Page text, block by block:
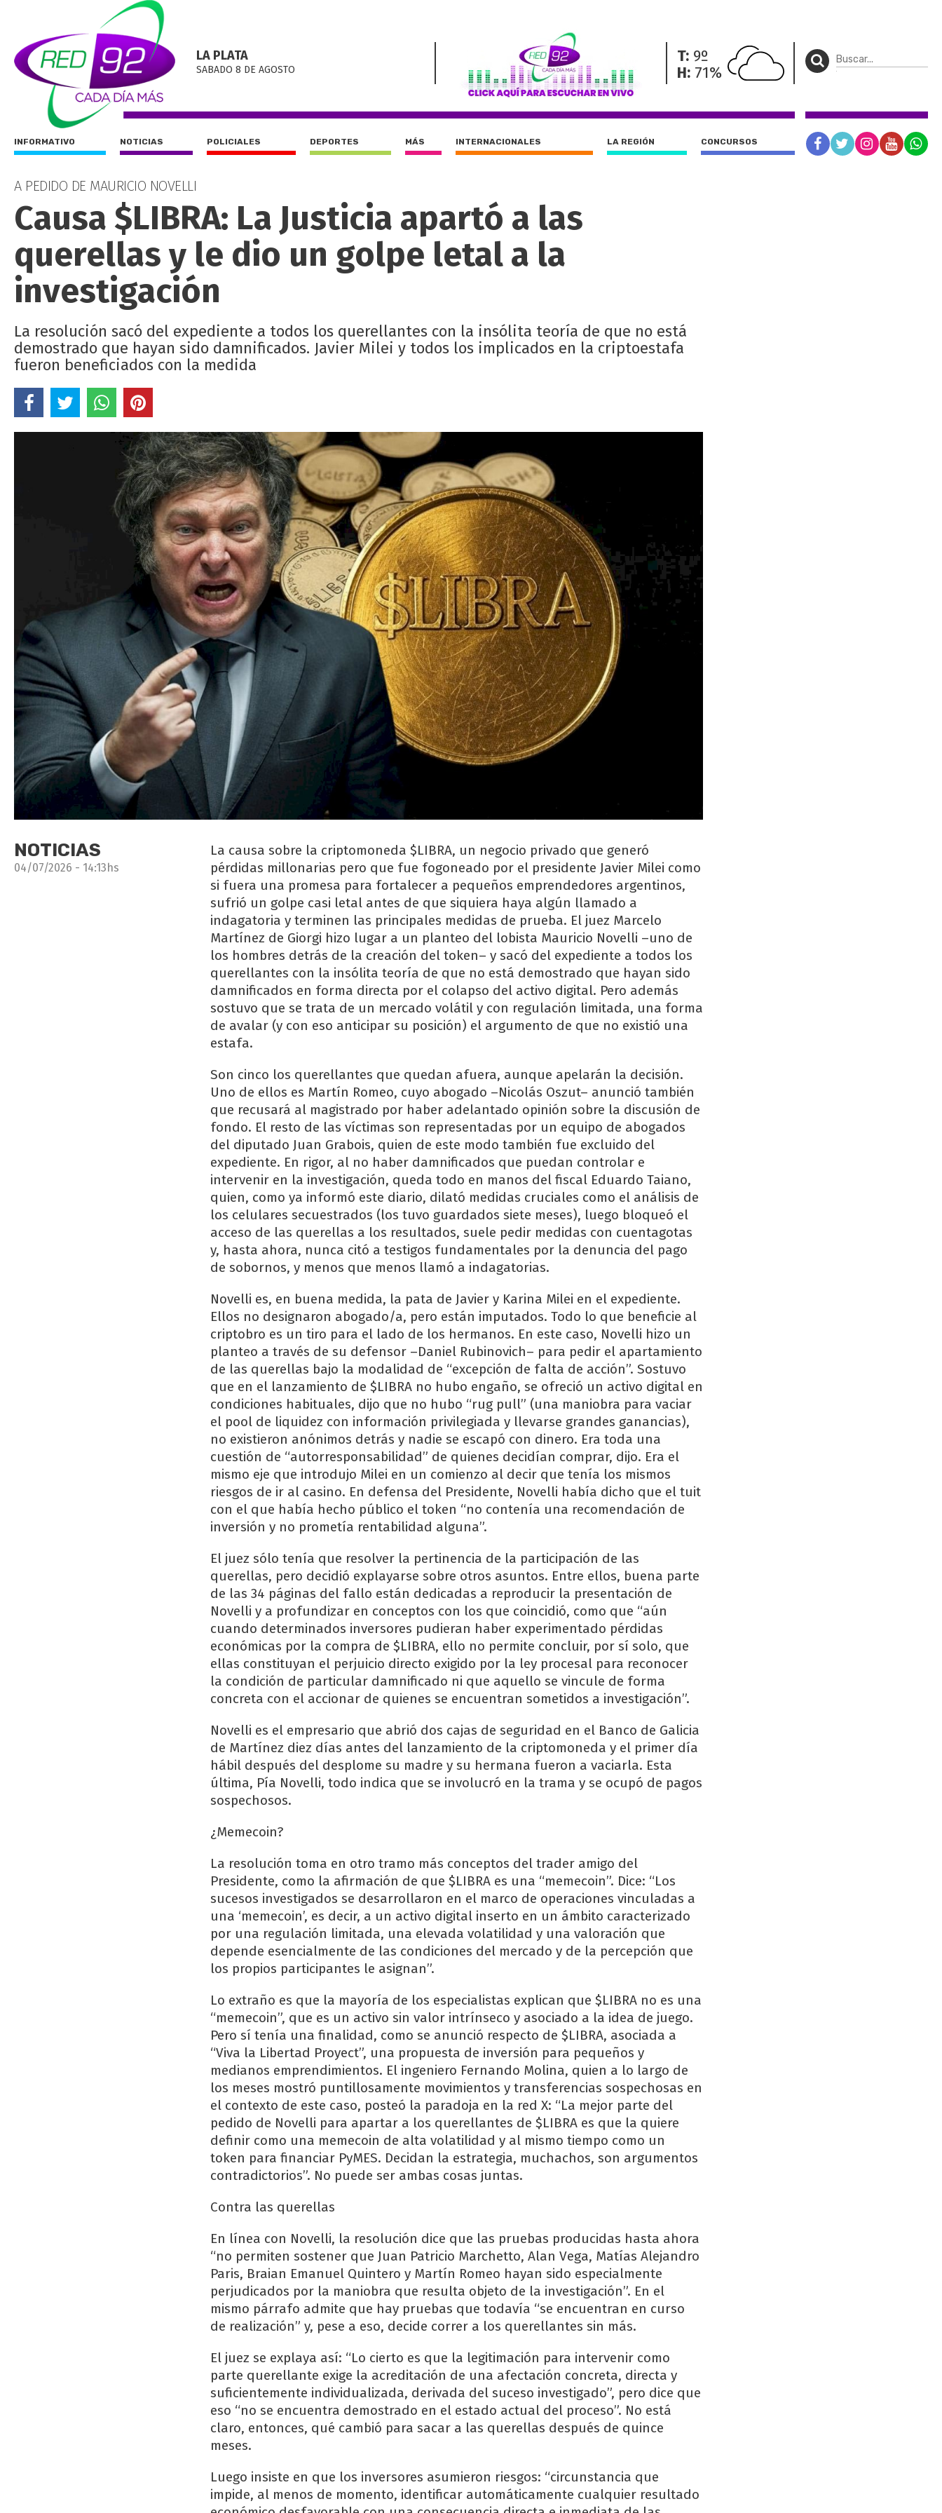
LA PLATA
SABADO 8 DE AGOSTO
T: 9º
H: 71%
INFORMATIVO NOTICIAS POLICIALES DEPORTES MÁS INTERNACIONALES LA REGIÓN CONCURSOS
A PEDIDO DE MAURICIO NOVELLI
Causa $LIBRA: La Justicia apartó a las
querellas y le dio un golpe letal a la
investigación
La resolución sacó del expediente a todos los querellantes con la insólita teoría de que no está
demostrado que hayan sido damnificados. Javier Milei y todos los implicados en la criptoestafa
fueron beneficiados con la medida
NOTICIAS
04/07/2026 - 14:13hs
La causa sobre la criptomoneda $LIBRA, un negocio privado que generó
pérdidas millonarias pero que fue fogoneado por el presidente Javier Milei como
si fuera una promesa para fortalecer a pequeños emprendedores argentinos,
sufrió un golpe casi letal antes de que siquiera haya algún llamado a
indagatoria y terminen las principales medidas de prueba. El juez Marcelo
Martínez de Giorgi hizo lugar a un planteo del lobista Mauricio Novelli –uno de
los hombres detrás de la creación del token– y sacó del expediente a todos los
querellantes con la insólita teoría de que no está demostrado que hayan sido
damnificados en forma directa por el colapso del activo digital. Pero además
sostuvo que se trata de un mercado volátil y con regulación limitada, una forma
de avalar (y con eso anticipar su posición) el argumento de que no existió una
estafa.
Son cinco los querellantes que quedan afuera, aunque apelarán la decisión.
Uno de ellos es Martín Romeo, cuyo abogado –Nicolás Oszut– anunció también
que recusará al magistrado por haber adelantado opinión sobre la discusión de
fondo. El resto de las víctimas son representadas por un equipo de abogados
del diputado Juan Grabois, quien de este modo también fue excluido del
expediente. En rigor, al no haber damnificados que puedan controlar e
intervenir en la investigación, queda todo en manos del fiscal Eduardo Taiano,
quien, como ya informó este diario, dilató medidas cruciales como el análisis de
los celulares secuestrados (los tuvo guardados siete meses), luego bloqueó el
acceso de las querellas a los resultados, suele pedir medidas con cuentagotas
y, hasta ahora, nunca citó a testigos fundamentales por la denuncia del pago
de sobornos, y menos que menos llamó a indagatorias.
Novelli es, en buena medida, la pata de Javier y Karina Milei en el expediente.
Ellos no designaron abogado/a, pero están imputados. Todo lo que beneficie al
criptobro es un tiro para el lado de los hermanos. En este caso, Novelli hizo un
planteo a través de su defensor –Daniel Rubinovich– para pedir el apartamiento
de las querellas bajo la modalidad de “excepción de falta de acción”. Sostuvo
que en el lanzamiento de $LIBRA no hubo engaño, se ofreció un activo digital en
condiciones habituales, dijo que no hubo “rug pull” (una maniobra para vaciar
el pool de liquidez con información privilegiada y llevarse grandes ganancias),
no existieron anónimos detrás y nadie se escapó con dinero. Era toda una
cuestión de “autorresponsabilidad” de quienes decidían comprar, dijo. Era el
mismo eje que introdujo Milei en un comienzo al decir que tenía los mismos
riesgos de ir al casino. En defensa del Presidente, Novelli había dicho que el tuit
con el que había hecho público el token “no contenía una recomendación de
inversión y no prometía rentabilidad alguna”.
El juez sólo tenía que resolver la pertinencia de la participación de las
querellas, pero decidió explayarse sobre otros asuntos. Entre ellos, buena parte
de las 34 páginas del fallo están dedicadas a reproducir la presentación de
Novelli y a profundizar en conceptos con los que coincidió, como que “aún
cuando determinados inversores pudieran haber experimentado pérdidas
económicas por la compra de $LIBRA, ello no permite concluir, por sí solo, que
ellas constituyan el perjuicio directo exigido por la ley procesal para reconocer
la condición de particular damnificado ni que aquello se vincule de forma
concreta con el accionar de quienes se encuentran sometidos a investigación”.
Novelli es el empresario que abrió dos cajas de seguridad en el Banco de Galicia
de Martínez diez días antes del lanzamiento de la criptomoneda y el primer día
hábil después del desplome su madre y su hermana fueron a vaciarla. Esta
última, Pía Novelli, todo indica que se involucró en la trama y se ocupó de pagos
sospechosos.
¿Memecoin?
La resolución toma en otro tramo más conceptos del trader amigo del
Presidente, como la afirmación de que $LIBRA es una “memecoin”. Dice: “Los
sucesos investigados se desarrollaron en el marco de operaciones vinculadas a
una ‘memecoin’, es decir, a un activo digital inserto en un ámbito caracterizado
por una regulación limitada, una elevada volatilidad y una valoración que
depende esencialmente de las condiciones del mercado y de la percepción que
los propios participantes le asignan”.
Lo extraño es que la mayoría de los especialistas explican que $LIBRA no es una
“memecoin”, que es un activo sin valor intrínseco y asociado a la idea de juego.
Pero sí tenía una finalidad, como se anunció respecto de $LIBRA, asociada a
“Viva la Libertad Proyect”, una propuesta de inversión para pequeños y
medianos emprendimientos. El ingeniero Fernando Molina, quien a lo largo de
los meses mostró puntillosamente movimientos y transferencias sospechosas en
el contexto de este caso, posteó la paradoja en la red X: “La mejor parte del
pedido de Novelli para apartar a los querellantes de $LIBRA es que la quiere
definir como una memecoin de alta volatilidad y al mismo tiempo como un
token para financiar PyMES. Decidan la estrategia, muchachos, son argumentos
contradictorios”. No puede ser ambas cosas juntas.
Contra las querellas
En línea con Novelli, la resolución dice que las pruebas producidas hasta ahora
“no permiten sostener que Juan Patricio Marchetto, Alan Vega, Matías Alejandro
Paris, Braian Emanuel Quintero y Martín Romeo hayan sido especialmente
perjudicados por la maniobra que resulta objeto de la investigación”. En el
mismo párrafo admite que hay pruebas que todavía “se encuentran en curso
de realización” y, pese a eso, decide correr a los querellantes sin más.
El juez se explaya así: “Lo cierto es que la legitimación para intervenir como
parte querellante exige la acreditación de una afectación concreta, directa y
suficientemente individualizada, derivada del suceso investigado”, pero dice que
eso “no se encuentra demostrado en el estado actual del proceso”. No está
claro, entonces, qué cambió para sacar a las querellas después de quince
meses.
Luego insiste en que los inversores asumieron riesgos: “circunstancia que
impide, al menos de momento, identificar automáticamente cualquier resultado